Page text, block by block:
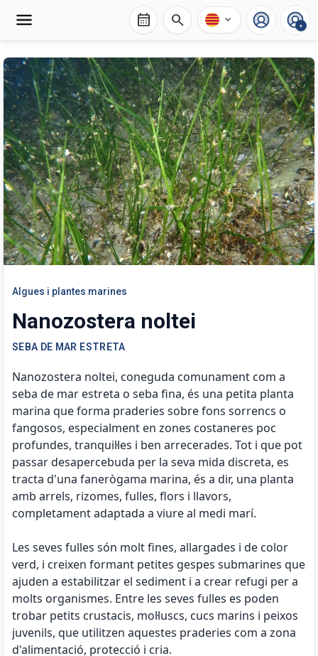
calendar_month search expand_more +
Algues i plantes marines
Nanozostera noltei
SEBA DE MAR ESTRETA
Nanozostera noltei, coneguda comunament com a
seba de mar estreta o seba fina, és una petita planta
marina que forma praderies sobre fons sorrencs o
fangosos, especialment en zones costaneres poc
profundes, tranquil·les i ben arrecerades. Tot i que pot
passar desapercebuda per la seva mida discreta, es
tracta d'una fanerògama marina, és a dir, una planta
amb arrels, rizomes, fulles, flors i llavors,
completament adaptada a viure al medi marí.
Les seves fulles són molt fines, allargades i de color
verd, i creixen formant petites gespes submarines que
ajuden a estabilitzar el sediment i a crear refugi per a
molts organismes. Entre les seves fulles es poden
trobar petits crustacis, mol·luscs, cucs marins i peixos
juvenils, que utilitzen aquestes praderies com a zona
d'alimentació, protecció i cria.